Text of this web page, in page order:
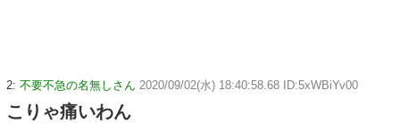
2: 不要不急の名無しさん 2020/09/02(水) 18:40:58.68 ID:5xWBiYv00
こりゃ痛いわん